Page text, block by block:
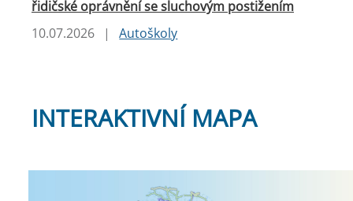
řidičské oprávnění se sluchovým postižením
10.07.2026
| Autoškoly
INTERAKTIVNÍ MAPA